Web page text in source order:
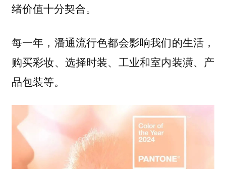
绪价值十分契合。
每一年，潘通流行色都会影响我们的生活，
购买彩妆、选择时装、工业和室内装潢、产
品包装等。